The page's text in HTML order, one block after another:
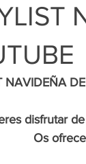
NAVIDEÑA
disfrutar
Os